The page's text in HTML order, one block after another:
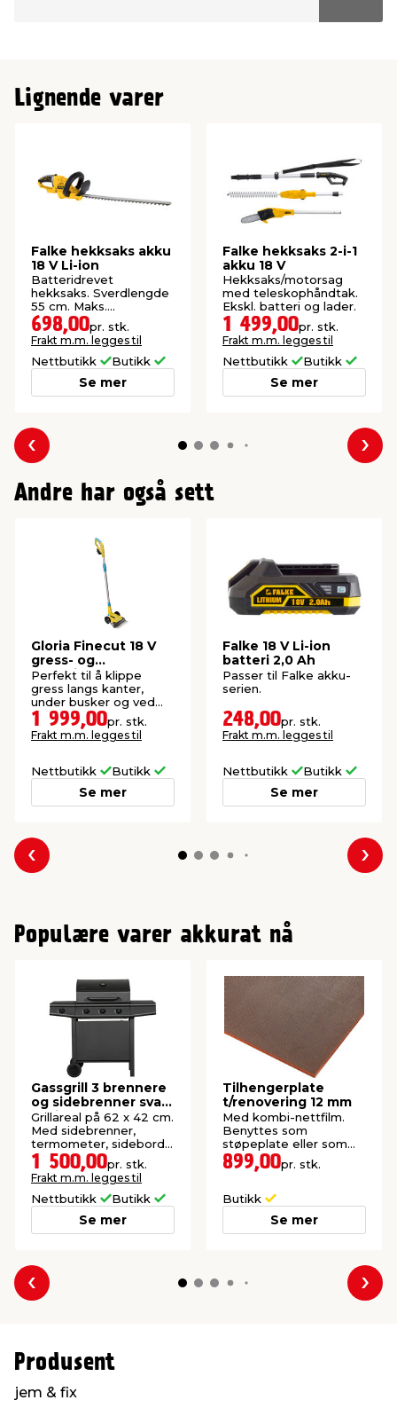
Lignende varer
Falke hekksaks akku
18 V Li-ion
Batteridrevet
hekksaks. Sverdlengde
55 cm. Maks.
grentykkelse 15 mm.
698,00pr. stk.
Frakt m.m. legges til
Nettbutikk Butikk
Se mer
Falke hekksaks 2-i-1
akku 18 V
Hekksaks/motorsag
med teleskophåndtak.
Ekskl. batteri og lader.
1 499,00pr. stk.
Frakt m.m. legges til
Nettbutikk Butikk
Se mer
Forrige
Andre har også sett
Gloria Finecut 18 V
gress- og
kanttrimmer
Perfekt til å klippe
gress langs kanter,
under busker og ved
lekeområder.
1 999,00pr. stk.
Frakt m.m. legges til
Nettbutikk Butikk
Se mer
Falke 18 V Li-ion
batteri 2,0 Ah
Passer til Falke akku-
serien.
248,00pr. stk.
Frakt m.m. legges til
Nettbutikk Butikk
Se mer
Forrige
Populære varer akkurat nå
Gassgrill 3 brennere
og sidebrenner svart
- Grillexpert
Grillareal på 62 x 42 cm.
Med sidebrenner,
termometer, sidebord
og rotisseribeslag.
1 500,00pr. stk.
Frakt m.m. legges til
Nettbutikk Butikk
Se mer
Tilhengerplate
t/renovering 12 mm
Med kombi-nettfilm.
Benyttes som
støpeplate eller som
bunnplate til tilhenger.
899,00pr. stk.
Butikk
Se mer
Forrige
Produsent
jem & fix